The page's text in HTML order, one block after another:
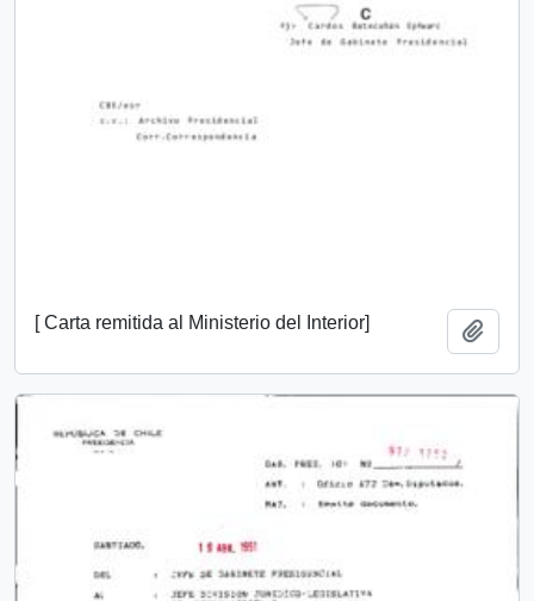
[ Carta remitida al Ministerio del Interior]